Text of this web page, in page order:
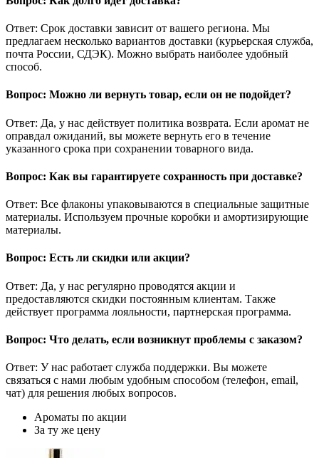
Ответ: Срок доставки зависит от вашего региона. Мы
предлагаем несколько вариантов доставки (курьерская служба,
почта России, СДЭК). Можно выбрать наиболее удобный
способ.
Вопрос: Можно ли вернуть товар, если он не подойдет?
Ответ: Да, у нас действует политика возврата. Если аромат не
оправдал ожиданий, вы можете вернуть его в течение
указанного срока при сохранении товарного вида.
Вопрос: Как вы гарантируете сохранность при доставке?
Ответ: Все флаконы упаковываются в специальные защитные
материалы. Используем прочные коробки и амортизирующие
материалы.
Вопрос: Есть ли скидки или акции?
Ответ: Да, у нас регулярно проводятся акции и
предоставляются скидки постоянным клиентам. Также
действует программа лояльности, партнерская программа.
Вопрос: Что делать, если возникнут проблемы с заказом?
Ответ: У нас работает служба поддержки. Вы можете
связаться с нами любым удобным способом (телефон, email,
чат) для решения любых вопросов.
Ароматы по акции
За ту же цену